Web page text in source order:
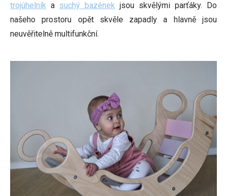
trojúhelník a suchý bazének jsou skvělými parťáky. Do
našeho prostoru opět skvěle zapadly a hlavně jsou
neuvěřitelně multifunkční.